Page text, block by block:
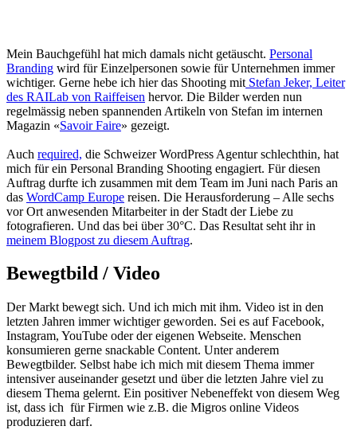
Mein Bauchgefühl hat mich damals nicht getäuscht. Personal
Branding wird für Einzelpersonen sowie für Unternehmen immer
wichtiger. Gerne hebe ich hier das Shooting mit Stefan Jeker, Leiter
des RAILab von Raiffeisen hervor. Die Bilder werden nun
regelmässig neben spannenden Artikeln von Stefan im internen
Magazin «Savoir Faire» gezeigt.
Auch required, die Schweizer WordPress Agentur schlechthin, hat
mich für ein Personal Branding Shooting engagiert. Für diesen
Auftrag durfte ich zusammen mit dem Team im Juni nach Paris an
das WordCamp Europe reisen. Die Herausforderung – Alle sechs
vor Ort anwesenden Mitarbeiter in der Stadt der Liebe zu
fotografieren. Und das bei über 30°C. Das Resultat seht ihr in
meinem Blogpost zu diesem Auftrag.
Bewegtbild / Video
Der Markt bewegt sich. Und ich mich mit ihm. Video ist in den
letzten Jahren immer wichtiger geworden. Sei es auf Facebook,
Instagram, YouTube oder der eigenen Webseite. Menschen
konsumieren gerne snackable Content. Unter anderem
Bewegtbilder. Selbst habe ich mich mit diesem Thema immer
intensiver auseinander gesetzt und über die letzten Jahre viel zu
diesem Thema gelernt. Ein positiver Nebeneffekt von diesem Weg
ist, dass ich für Firmen wie z.B. die Migros online Videos
produzieren darf.